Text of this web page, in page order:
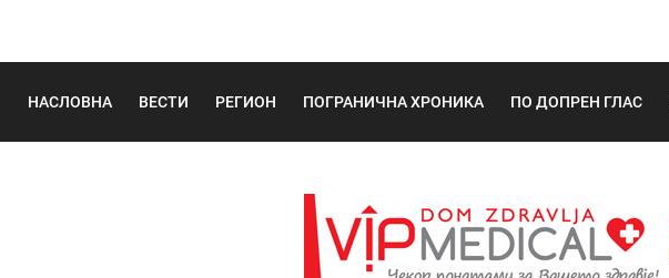
НАСЛОВНА ВЕСТИ РЕГИОН ПОГРАНИЧНА ХРОНИКА ПО ДОПРЕН ГЛАС